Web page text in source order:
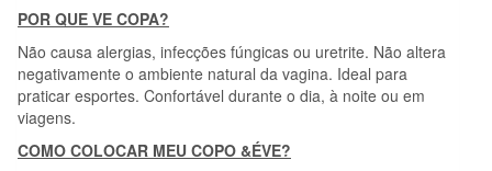
M
POR QUE VE COPA?
Não causa alergias, infecções fúngicas ou uretrite. Não altera
negativamente o ambiente natural da vagina. Ideal para
praticar esportes. Confortável durante o dia, à noite ou em
viagens.
COMO COLOCAR MEU COPO &ÉVE?